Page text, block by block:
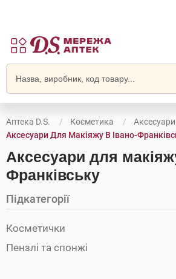
Аптека D.S. Косметика
Аксесуари Для Макіяжу В Івано-
Аксесуари для
Франківську
Підкатегорії
Косметички
Пензлі та спонжі